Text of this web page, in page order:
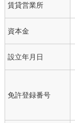
賃貸営業所
資本金
設立年月日
免許登録番号